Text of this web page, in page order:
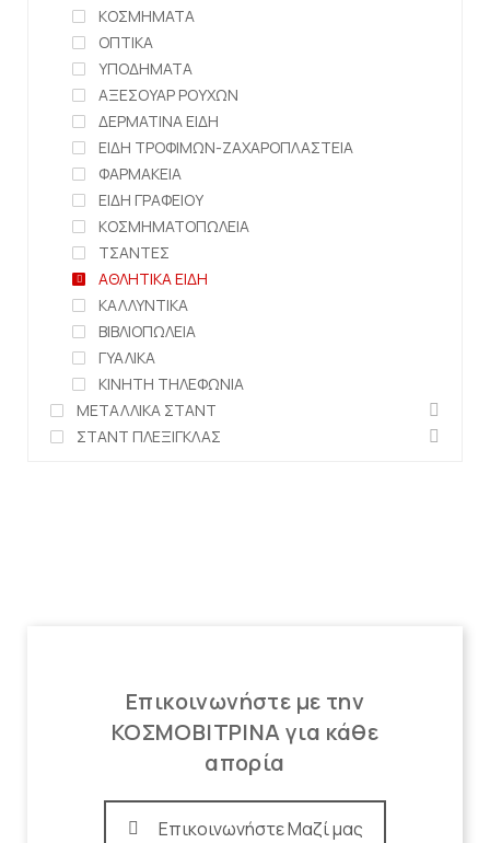
ΚΟΣΜΗΜΑΤΑ
ΟΠΤΙΚΑ
ΥΠΟΔΗΜΑΤΑ
ΑΞΕΣΟΥΑΡ ΡΟΥΧΩΝ
ΔΕΡΜΑΤΙΝΑ ΕΙΔΗ
ΕΙΔΗ ΤΡΟΦΙΜΩΝ-ΖΑΧΑΡΟΠΛΑΣΤΕΙΑ
ΦΑΡΜΑΚΕΙΑ
ΕΙΔΗ ΓΡΑΦΕΙΟΥ
ΚΟΣΜΗΜΑΤΟΠΩΛΕΙΑ
ΤΣΑΝΤΕΣ
ΑΘΛΗΤΙΚΑ ΕΙΔΗ
ΚΑΛΛΥΝΤΙΚΑ
ΒΙΒΛΙΟΠΩΛΕΙΑ
ΓΥΑΛΙΚΑ
ΚΙΝΗΤΗ ΤΗΛΕΦΩΝΙΑ
ΜΕΤΑΛΛΙΚΑ ΣΤΑΝΤ
ΣΤΑΝΤ ΠΛΕΞΙΓΚΛΑΣ
Επικοινωνήστε με την
ΚΟΣΜΟΒΙΤΡΙΝΑ για κάθε
απορία
Επικοινωνήστε Μαζί μας